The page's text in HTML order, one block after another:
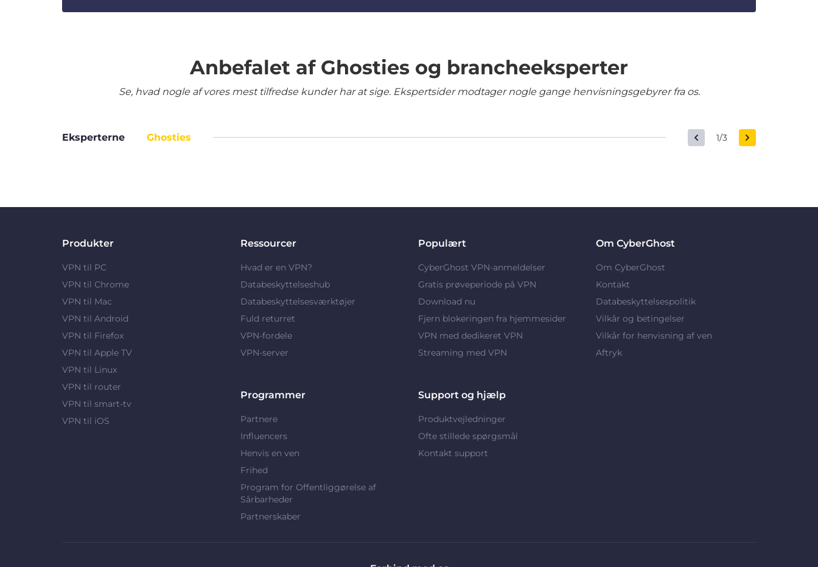
Anbefalet af Ghosties og brancheeksperter
Se, hvad nogle af vores mest tilfredse kunder har at sige. Ekspertsider modtager nogle gange henvisningsgebyrer fra os.
Eksperterne Ghosties 1/3
Produkter
VPN til PC
VPN til Chrome
VPN til Mac
VPN til Android
VPN til Firefox
VPN til Apple TV
VPN til Linux
VPN til router
VPN til smart-tv
VPN til iOS
Ressourcer
Hvad er en VPN?
Databeskyttelseshub
Databeskyttelsesværktøjer
Fuld returret
VPN-fordele
VPN-server
Populært
CyberGhost VPN-anmeldelser
Gratis prøveperiode på VPN
Download nu
Fjern blokeringen fra hjemmesider
VPN med dedikeret VPN
Streaming med VPN
Om CyberGhost
Om CyberGhost
Kontakt
Databeskyttelsespolitik
Vilkår og betingelser
Vilkår for henvisning af ven
Aftryk
Programmer
Partnere
Influencers
Henvis en ven
Frihed
Program for Offentliggørelse af
Sårbarheder
Partnerskaber
Support og hjælp
Produktvejledninger
Ofte stillede spørgsmål
Kontakt support